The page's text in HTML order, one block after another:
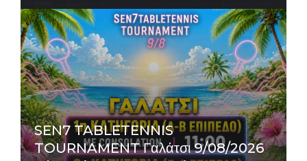
SEN7 TABLETENNIS
TOURNAMENT Γαλάτσι 9/08/2026